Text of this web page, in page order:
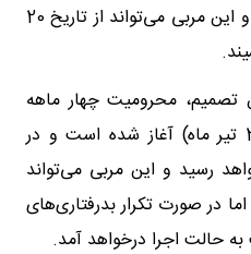
استقلال به حالت تعلیق درآمد و این مربی می‌تواند از تاریخ 20
تصمیم، محرومیت چهار ماهه
ساپینتو از تاریخ سوپرجام (20 تیر ماه) آغاز شده است و در
خواهد رسید و این مربی می‌تواند
در صورت تکرار بدرفتاری‌های
حالت اجرا درخواهد آمد.